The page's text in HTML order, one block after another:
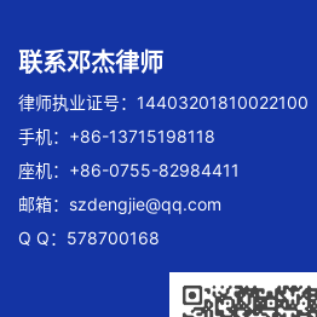
联系邓杰律师
律师执业证号：14403201810022100
手机：+86-13715198118
座机：+86-0755-82984411
邮箱： szdengjie@qq.com
Q Q：578700168